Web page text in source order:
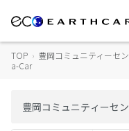
TOP › 豊岡コミュニティーセ
a-Car